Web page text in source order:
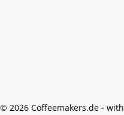
© 2026 Coffeemakers.de - with